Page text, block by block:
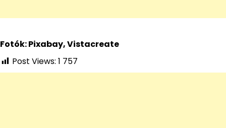
Fotók: Pixabay, Vistacreate
Post Views: 1 757